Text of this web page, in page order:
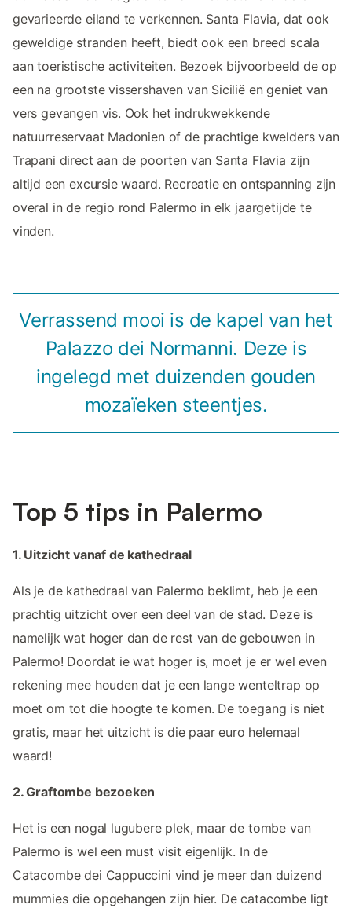
gevarieerde eiland te verkennen. Santa Flavia, dat ook
geweldige stranden heeft, biedt ook een breed scala
aan toeristische activiteiten. Bezoek bijvoorbeeld de op
een na grootste vissershaven van Sicilië en geniet van
vers gevangen vis. Ook het indrukwekkende
natuurreservaat Madonien of de prachtige kwelders van
Trapani direct aan de poorten van Santa Flavia zijn
altijd een excursie waard. Recreatie en ontspanning zijn
overal in de regio rond Palermo in elk jaargetijde te
vinden.
Verrassend mooi is de kapel van het
Palazzo dei Normanni. Deze is
ingelegd met duizenden gouden
mozaïeken steentjes.
Top 5 tips in Palermo
1. Uitzicht vanaf de kathedraal
Als je de kathedraal van Palermo beklimt, heb je een
prachtig uitzicht over een deel van de stad. Deze is
namelijk wat hoger dan de rest van de gebouwen in
Palermo! Doordat ie wat hoger is, moet je er wel even
rekening mee houden dat je een lange wenteltrap op
moet om tot die hoogte te komen. De toegang is niet
gratis, maar het uitzicht is die paar euro helemaal
waard!
2. Graftombe bezoeken
Het is een nogal lugubere plek, maar de tombe van
Palermo is wel een must visit eigenlijk. In de
Catacombe dei Cappuccini vind je meer dan duizend
mummies die opgehangen zijn hier. De catacombe ligt